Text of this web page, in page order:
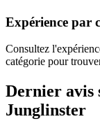
Expérience par
Consultez
catégorie pour
Dernier avis
Junglinster